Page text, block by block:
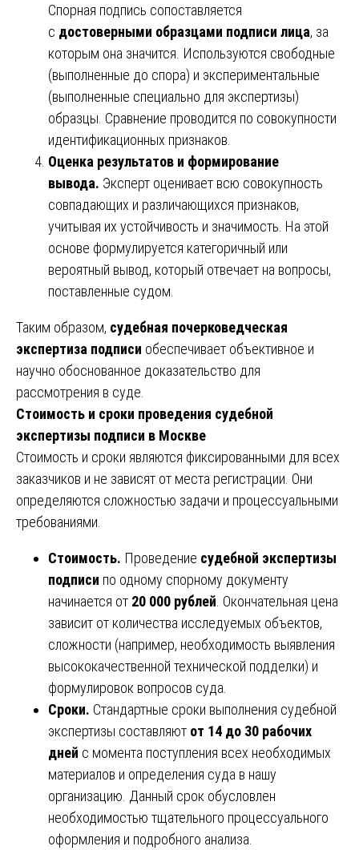
Спорная подпись сопоставляется
с достоверными образцами подписи лица, за
которым она значится. Используются свободные
(выполненные до спора) и экспериментальные
(выполненные специально для экспертизы)
образцы. Сравнение проводится по совокупности
идентификационных признаков.
Оценка результатов и формирование
вывода. Эксперт оценивает всю совокупность
совпадающих и различающихся признаков,
учитывая их устойчивость и значимость. На этой
основе формулируется категоричный или
вероятный вывод, который отвечает на вопросы,
поставленные судом.
Таким образом, судебная почерковедческая
экспертиза подписи обеспечивает объективное и
научно обоснованное доказательство для
рассмотрения в суде.
Стоимость и сроки проведения судебной
экспертизы подписи в Москве
Стоимость и сроки являются фиксированными для всех
заказчиков и не зависят от места регистрации. Они
определяются сложностью задачи и процессуальными
требованиями.
Стоимость. Проведение судебной экспертизы
подписи по одному спорному документу
начинается от 20 000 рублей . Окончательная цена
зависит от количества исследуемых объектов,
сложности (например, необходимость выявления
высококачественной технической подделки) и
формулировок вопросов суда.
Сроки. Стандартные сроки выполнения судебной
экспертизы составляют от 14 до 30 рабочих
дней с момента поступления всех необходимых
материалов и определения суда в нашу
организацию. Данный срок обусловлен
необходимостью тщательного процессуального
оформления и подробного анализа.